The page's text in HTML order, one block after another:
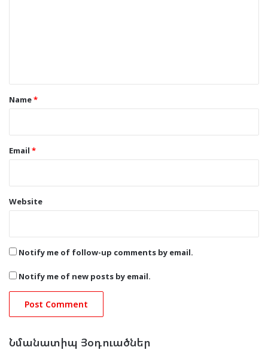
*Name*
Email *
Website
Notify me of follow-up comments by email.
Notify me of new posts by email.
Նմանատիպ Յօդուածներ